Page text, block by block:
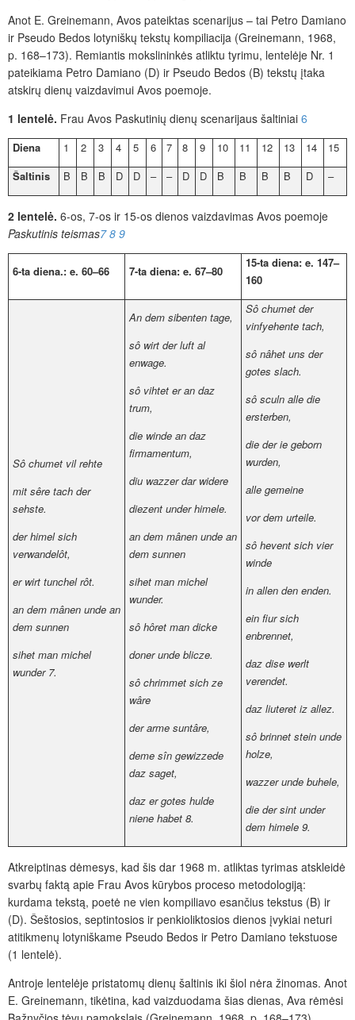
Anot E. Greinemann, Avos pateiktas scenarijus – tai Petro Damiano
ir Pseudo Bedos lotyniškų tekstų kompiliacija (Greinemann, 1968,
p. 168–173). Remiantis mokslininkės atliktu tyrimu, lentelėje Nr. 1
pateikiama Petro Damiano (D) ir Pseudo Bedos (B) tekstų įtaka
atskirų dienų vaizdavimui Avos poemoje.
1 lentelė. Frau Avos Paskutinių dienų scenarijaus šaltiniai 6
Diena 1 2 3 4 5 6 7 8 9 10 11 12 13 14
15
Šaltinis B B B D D – – D D B B B B D –
2 lentelė. 6-os, 7-os ir 15-os dienos vaizdavimas Avos poemoje
Paskutinis teismas7 8 9
6-ta diena.: e. 60–66 7-ta diena: e. 67–80
15-ta diena: e. 147–
160
Sô chumet vil rehte
mit sêre tach der
sehste.
der himel sich
verwandelôt,
er wirt tunchel rôt.
an dem mânen unde an
dem sunnen
sihet man michel
wunder 7.
An dem sibenten tage,
sô wirt der luft al
enwage.
sô vihtet er an daz
trum,
die winde an daz
firmamentum,
diu wazzer dar widere
diezent under himele.
an dem mânen unde an
dem sunnen
sihet man michel
wunder.
sô hôret man dicke
doner unde blicze.
sô chrimmet sich ze
wâre
der arme suntâre,
deme sîn gewizzede
daz saget,
daz er gotes hulde
niene habet 8.
Sô chumet der
vinfyehente tach,
sô nâhet uns der
gotes slach.
sô sculn alle die
ersterben,
die der ie geborn
wurden,
alle gemeine
vor dem urteile.
sô hevent sich vier
winde
in allen den enden.
ein fiur sich
enbrennet,
daz dise werlt
verendet.
daz liuteret iz allez.
sô brinnet stein unde
holze,
wazzer unde buhele,
die der sint under
dem himele 9.
Atkreiptinas dėmesys, kad šis dar 1968 m. atliktas tyrimas atskleidė
svarbų faktą apie Frau Avos kūrybos proceso metodologiją:
kurdama tekstą, poetė ne vien kompiliavo esančius tekstus (B) ir
(D). Šeštosios, septintosios ir penkioliktosios dienos įvykiai neturi
atitikmenų lotyniškame Pseudo Bedos ir Petro Damiano tekstuose
(1 lentelė).
Antroje lentelėje pristatomų dienų šaltinis iki šiol nėra žinomas. Anot
E. Greinemann, tikėtina, kad vaizduodama šias dienas, Ava rėmėsi